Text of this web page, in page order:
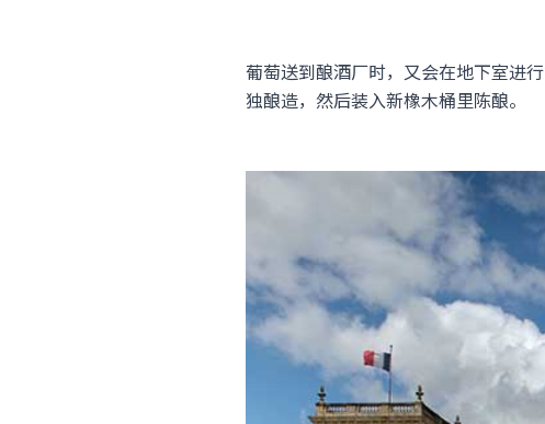
葡萄送到酿酒厂时，又会在地下室进
独酿造，然后装入新橡木桶里陈酿。